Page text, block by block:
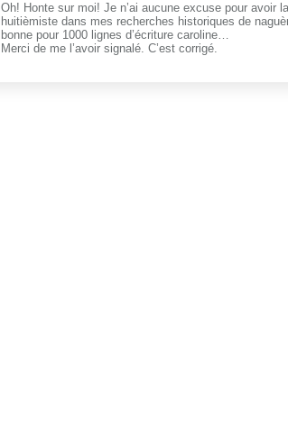
Oh! Honte sur moi! Je n’ai aucune excuse pour avoir
huitièmiste dans mes recherches historiques de
bonne pour 1000 lignes d’écriture caroline…
Merci de me l’avoir signalé. C’est corrigé.